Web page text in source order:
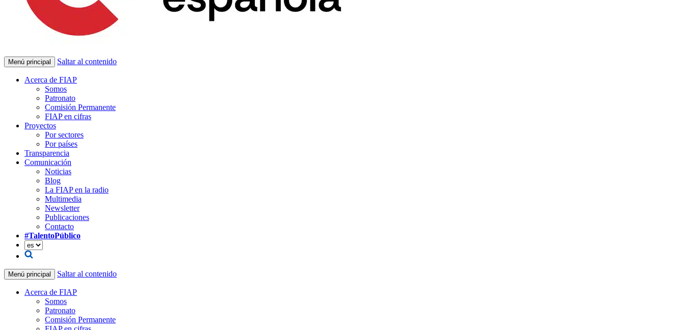
Menú principal Saltar al contenido
Acerca de FIAP
Somos
Patronato
Comisión Permanente
FIAP en cifras
Proyectos
Por sectores
Por países
Transparencia
Comunicación
Noticias
Blog
La FIAP en la radio
Multimedia
Newsletter
Publicaciones
Contacto
#TalentoPúblico
Menú principal Saltar al contenido
Acerca de FIAP
Somos
Patronato
Comisión Permanente